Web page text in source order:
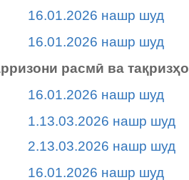
16.01.2026 нашр шуд
16.01.2026 нашр шуд
расмӣ ва тақризҳо
16.01.2026 нашр шуд
1.13.03.2026 нашр шуд
2.13.03.2026 нашр шуд
16.01.2026 нашр шуд